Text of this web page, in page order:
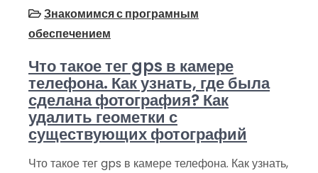
Знакомимся с програмным
обеспечением
Что такое тег gps в камере
телефона. Как узнать, где была
сделана фотография? Как
удалить геометки с
существующих фотографий
Что такое тег gps в камере телефона. Как узнать,